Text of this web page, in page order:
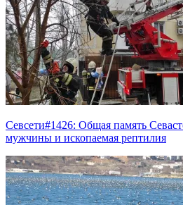
Севсети#1426: Общая память
мужчины и ископаемая рептилия